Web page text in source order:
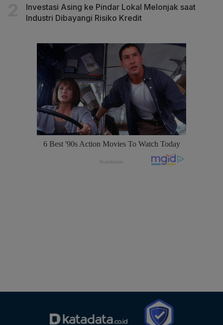
Investasi Asing ke Pindar Lokal Melonjak saat
Industri Dibayangi Risiko Kredit